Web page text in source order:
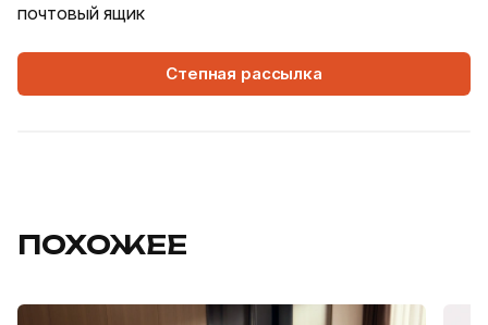
почтовый ящик
Степная рассылка
ПОХОЖЕЕ